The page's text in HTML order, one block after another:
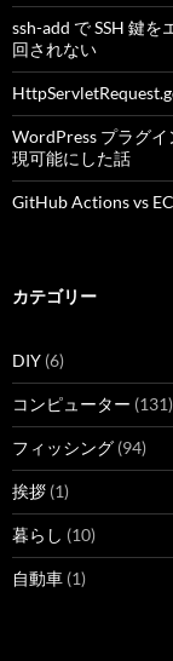
シ
ョ
ン
ssh-add で SSH 鍵
回されない
WordPress プラグ
現可能にした話
GitHub Actions vs
カテゴリー
DIY (6)
コンピューター (131)
フィッシング (94)
挨拶 (1)
暮らし (10)
自動車 (1)